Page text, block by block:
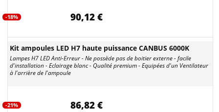
-18% 90,12 €
Kit ampoules LED H7 haute puissance CANBUS 6000K
Lampes H7 LED Anti-Erreur - Ne possède pas de boitier externe - facile
d'installation - Eclairage blanc - Qualité premium - Equipées d'un Ventilateur
à l'arrière de l'ampoule
-21% 86,82 €